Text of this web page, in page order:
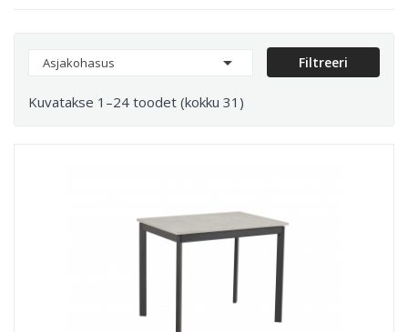
Asjakohasus  Filtreeri
Kuvatakse 1–24 toodet (kokku 31)